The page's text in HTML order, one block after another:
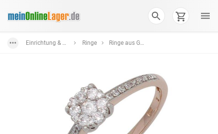
Einrichtung & Wohnaccessoires Ringe Ringe aus Gold